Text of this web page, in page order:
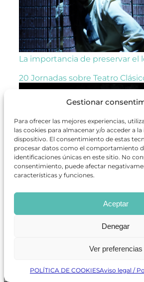
Gestionar
Para ofrecer las mejores experiencias,
las cookies para almacenar y/o acceder a
dispositivo. El consentimiento de estas
procesar datos como el comportamiento
identificaciones únicas en este sitio. No
consentimiento, puede afectar
características y funciones.
Aceptar
Denegar
Ver preferencias
POLÍTICA DE COOKIESAviso legal /
La importancia de preservar el
20 Jornadas sobre Teatro
El elenco que acompañará a
ANTERIOR